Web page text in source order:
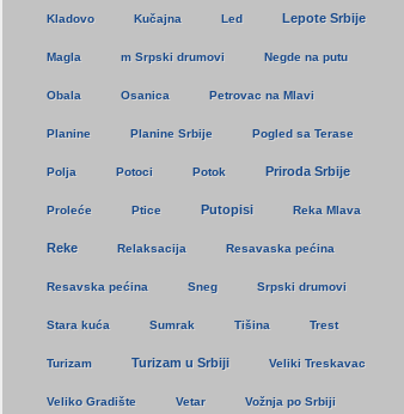
Kladovo Kučajna Led Lepote Srbije
Magla m Srpski drumovi Negde na putu
Obala Osanica Petrovac na Mlavi
Planine Planine Srbije Pogled sa Terase
Polja Potoci Potok Priroda Srbije
Proleće Ptice Putopisi Reka Mlava
Reke Relaksacija Resavaska pećina
Resavska pećina Sneg Srpski drumovi
Stara kuća Sumrak Tišina Trest
Turizam Turizam u Srbiji Veliki Treskavac
Veliko Gradište Vetar Vožnja po Srbiji